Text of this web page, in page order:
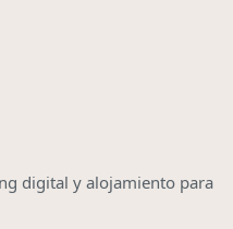
digital y alojamiento para